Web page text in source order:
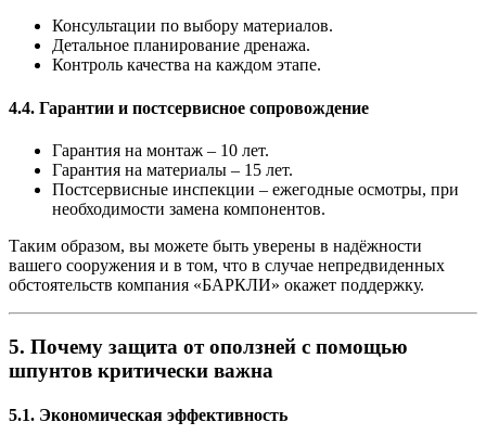
Консультации по выбору материалов.
Детальное планирование дренажа.
Контроль качества на каждом этапе.
4.4. Гарантии и постсервисное сопровождение
Гарантия на монтаж – 10 лет.
Гарантия на материалы – 15 лет.
Постсервисные инспекции – ежегодные осмотры, при
необходимости замена компонентов.
Таким образом, вы можете быть уверены в надёжности
вашего сооружения и в том, что в случае непредвиденных
обстоятельств компания «БАРКЛИ» окажет поддержку.
5. Почему защита от оползней с помощью
шпунтов критически важна
5.1. Экономическая эффективность